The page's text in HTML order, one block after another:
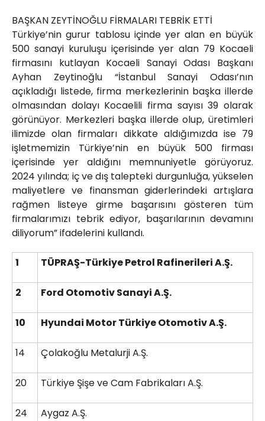
BAŞKAN ZEYTİNOĞLU FİRMALARI TEBRİK ETTİ
Türkiye’nin gurur tablosu içinde yer alan en büyük
500 sanayi kuruluşu içerisinde yer alan 79 Kocaeli
firmasını kutlayan Kocaeli Sanayi Odası Başkanı
Ayhan Zeytinoğlu “İstanbul Sanayi Odası’nın
açıkladığı listede, firma merkezlerinin başka illerde
olmasından dolayı Kocaelili firma sayısı 39 olarak
görünüyor. Merkezleri başka illerde olup, üretimleri
ilimizde olan firmaları dikkate aldığımızda ise 79
işletmemizin Türkiye’nin en büyük 500 firması
içerisinde yer aldığını memnuniyetle görüyoruz.
2024 yılında; iç ve dış talepteki durgunluğa, yükselen
maliyetlere ve finansman giderlerindeki artışlara
rağmen listeye girme başarısını gösteren tüm
firmalarımızı tebrik ediyor, başarılarının devamını
diliyorum” ifadelerini kullandı.
1 TÜPRAŞ-Türkiye Petrol Rafinerileri A.Ş.
2 Ford Otomotiv Sanayi A.Ş.
10 Hyundai Motor Türkiye Otomotiv A.Ş.
14 Çolakoğlu Metalurji A.Ş.
20 Türkiye Şişe ve Cam Fabrikaları A.Ş.
24 Aygaz A.Ş.